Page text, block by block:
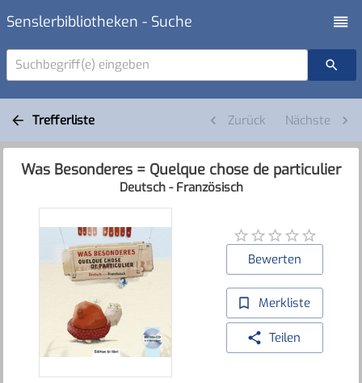
Senslerbibliotheken - Suche
Suchbegriff(e) eingeben
Trefferliste Zurück Nächste
Was Besonderes = Quelque chose de particulier
Deutsch - Französisch
Bewerten
Merkliste
Teilen